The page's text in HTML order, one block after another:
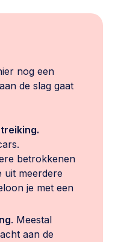
nog een
de slag gaat
betrokkenen
uit meerdere
je met een
. Meestal
aan de